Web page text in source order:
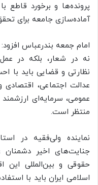
پرونده‌ها و برخورد قاطع
آماده‌سازی جامعه برای
امام جمعه بندرعباس افزود:
نه در شعار، بلکه در
نظارتی و قضایی باید با
عدالت اجتماعی، اقتصادی
عمومی، سرمایه‌ای
منتظر است.
نماینده ولی‌فقیه در
جنایت‌های اخیر دشمنان
حقوقی و بین‌المللی
اسلامی ایران باید با